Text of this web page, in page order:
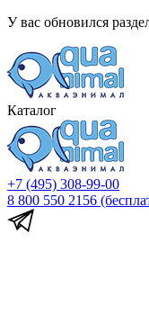
У вас обновился
Каталог
+7 (495) 308-99-00
8 800 550 2156